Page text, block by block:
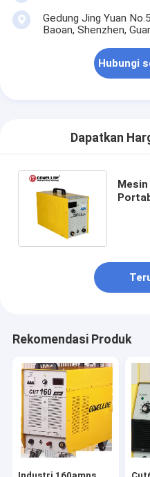
Gedung Jing Yuan
Baoan, Shenzhen,
Hubungi
Dapatkan
Rekomendasi Produk